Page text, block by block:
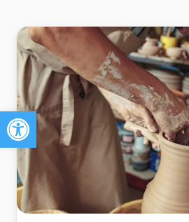
Abrir barra de herramientas